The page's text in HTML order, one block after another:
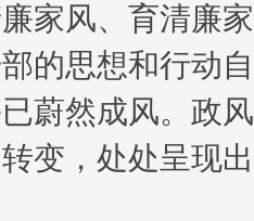
家风、育清廉
的思想和行动
蔚然成风。政
变，处处呈现